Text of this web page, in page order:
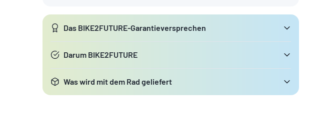
Das BIKE2FUTURE-Garantieversprechen
Darum BIKE2FUTURE
Was wird mit dem Rad geliefert